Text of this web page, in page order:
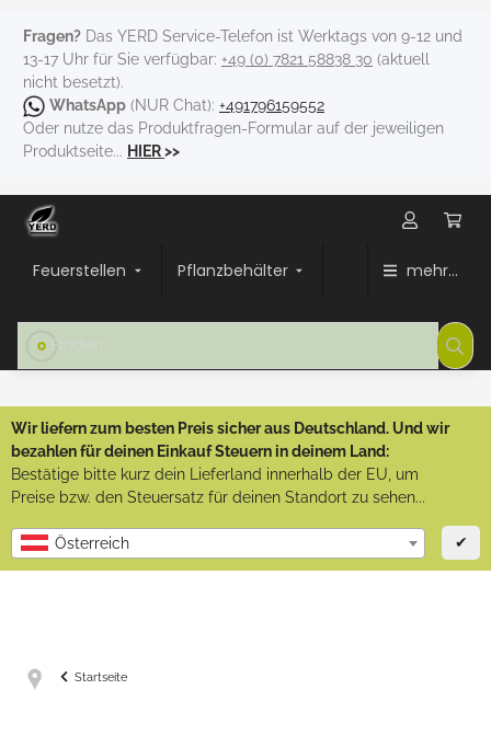
Fragen? Das YERD Service-Telefon ist Werktags von 9-12 und
13-17 Uhr für Sie verfügbar: +49 (0) 7821 58838 30 (aktuell
nicht besetzt).
WhatsApp (NUR Chat): +491796159552
Oder nutze das Produktfragen-Formular auf der jeweiligen
Produktseite... HIER>>
Feuerstellen Pflanzbehälter mehr...
Wir liefern zum besten Preis sicher aus Deutschland. Und wir
bezahlen für deinen Einkauf Steuern in deinem Land:
Bestätige bitte kurz dein Lieferland innerhalb der EU, um
Preise bzw. den Steuersatz für deinen Standort zu sehen...
Österreich ✔
Startseite